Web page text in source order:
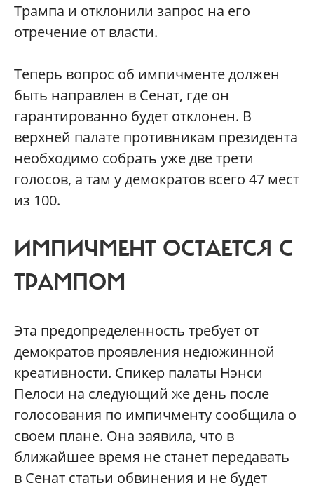
Трампа и отклонили запрос на его
отречение от власти.
Теперь вопрос об импичменте должен
быть направлен в Сенат, где он
гарантированно будет отклонен. В
верхней палате противникам президента
необходимо собрать уже две трети
голосов, а там у демократов всего 47 мест
из 100.
ИМПИЧМЕНТ ОСТАЕТСЯ С
ТРАМПОМ
Эта предопределенность требует от
демократов проявления недюжинной
креативности. Спикер палаты Нэнси
Пелоси на следующий же день после
голосования по импичменту сообщила о
своем плане. Она заявила, что в
ближайшее время не станет передавать
в Сенат статьи обвинения и не будет